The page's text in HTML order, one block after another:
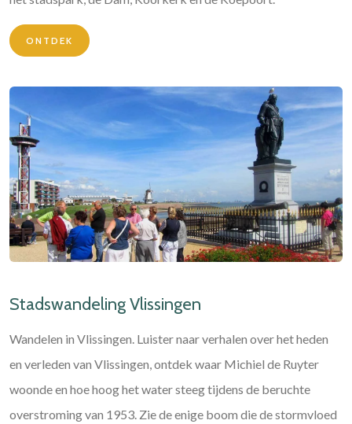
ONTDEK
Stadswandeling Vlissingen
Wandelen in Vlissingen. Luister naar verhalen over het heden
en verleden van Vlissingen, ontdek waar Michiel de Ruyter
woonde en hoe hoog het water steeg tijdens de beruchte
overstroming van 1953. Zie de enige boom die de stormvloed